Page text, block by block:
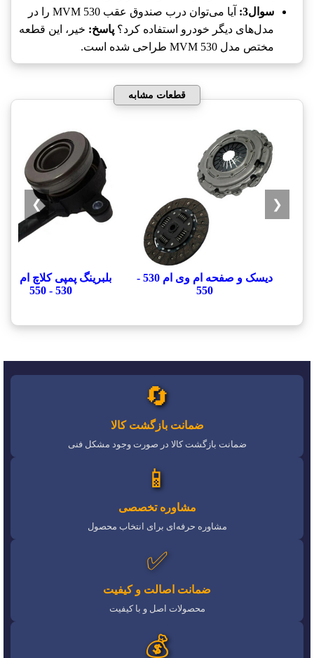
سوال3:
آیا می‌توان درب صندوق عقب MVM 530 را در
مدل‌های دیگر خودرو استفاده کرد؟ پاسخ: خیر، این قطعه
مختص مدل MVM 530 طراحی شده است.
قطعات مشابه
دیسک و صفحه ام وی ام 530 -
550
بلبرینگ پمپی کلاچ ام وی
530 - 550
❮
❯
🔄
ضمانت بازگشت کالا
ضمانت بازگشت کالا در صورت وجود مشکل فنی
📱
مشاوره تخصصی
مشاوره حرفه‌ای برای انتخاب محصول
✅
ضمانت اصالت و کیفیت
محصولات اصل و با کیفیت
💰